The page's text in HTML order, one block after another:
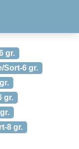
gr.
Sort-6 gr.
gr.
8 gr.